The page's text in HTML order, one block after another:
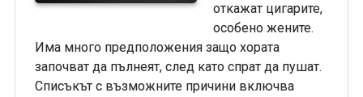
откажат цигарите,
особено жените.
Има много предположения защо хората
започват да пълнеят, след като спрат да пушат.
Списъкът с възможните причини включва